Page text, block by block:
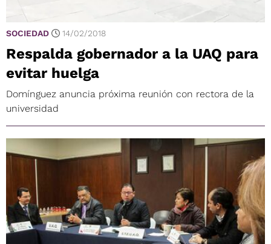
SOCIEDAD 14/02/2018
Respalda gobernador a la UAQ para
evitar huelga
Domínguez anuncia próxima reunión con rectora de la
universidad